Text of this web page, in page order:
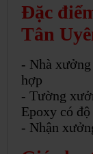
Đặc
Tân
- Nhà
hợp
- Tường
Epoxy có độ
- Nhận